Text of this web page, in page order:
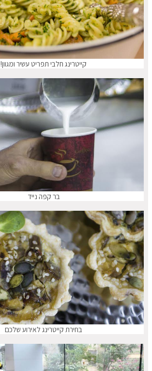
קייטרינג חלבי תפריט עשיר ומגוון!
בר קפה נייד
בחירת קייטרינג לאירוע שלכם